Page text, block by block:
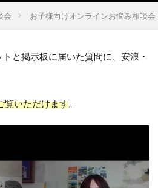
会 お子様向けオンラインお悩み相談会
と掲示板に届いた質問に、安浪・
覧いただけます。